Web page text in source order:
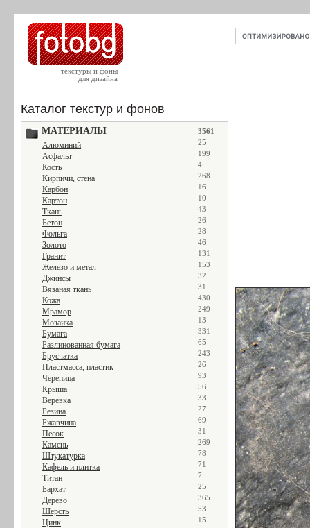
текстуры и фоны
для дизайна
Каталог текстур и фонов
МАТЕРИАЛЫ 3561
Алюминий 25
Асфальт 199
Кость 4
Кирпичи, стена 268
Карбон 16
Картон 10
Ткань 43
Бетон 26
Фольга 28
Золото 46
Гранит 131
Железо и метал 153
Джинсы 32
Вязаная ткань 31
Кожа 430
Мрамор 249
Мозаика 13
Бумага 331
Разлинованная бумага 65
Брусчатка 243
Пластмасса, пластик 26
Черепица 93
Крыша 56
Веревка 33
Резина 27
Ржавчина 69
Песок 31
Камень 269
Штукатурка 78
Кафель и плитка 71
Титан 7
Бархат 25
Дерево 365
Шерсть 53
Цинк 15